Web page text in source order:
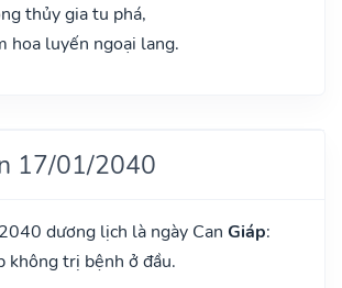
thủy gia tu phá,
hoa luyến ngoại lang.
17/01/2040
dương lịch là ngày Can Giáp:
không trị bệnh ở đầu.